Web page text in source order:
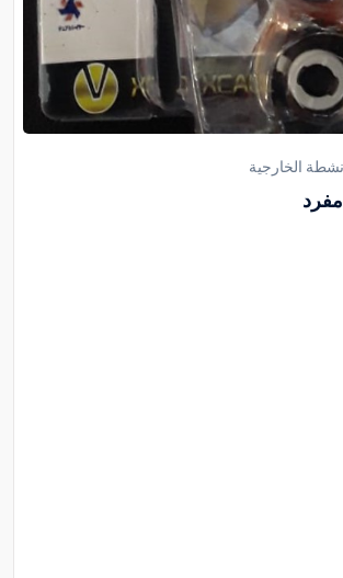
الخارجية